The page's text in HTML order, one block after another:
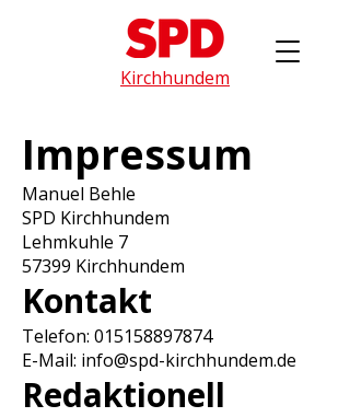
Kirchhundem
Impressum
Manuel Behle
SPD Kirchhundem
Lehmkuhle 7
57399 Kirchhundem
Kontakt
Telefon: 015158897874
E-Mail: info@spd-kirchhundem.de
Redaktionell